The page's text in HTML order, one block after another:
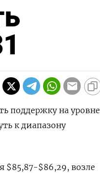
поддержку на уровне
к диапазону
$85,87-$86,29, возле